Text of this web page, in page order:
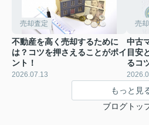
売却査定
不動産を高く売却するために
は？コツを押さえることがポイ
ント！
2026.07.13
売
中古
目安
るコ
もっと見
ブログトッ